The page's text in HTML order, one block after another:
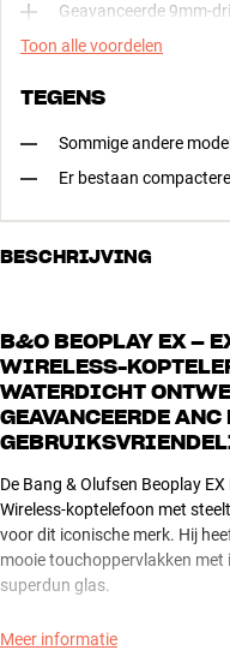
Geavanceerde 9mm-
Toon alle voordelen
TEGENS
Sommige andere
Er bestaan
BESCHRIJVING
B&O BEOPLAY EX –
WIRELESS-
WATERDICHT
GEAVANCEERDE ANC
De Bang & Olufsen Beoplay
Wireless-koptelefoon met
voor dit iconische merk. Hij
mooie touchoppervlakken met
superdun glas.
De extra grote drivers geven
Meer informatie